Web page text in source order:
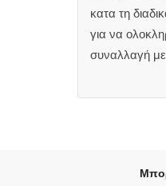
κατα τη
για να
συναλλαγή